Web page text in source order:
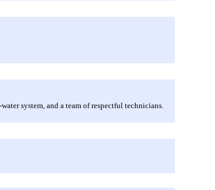
system, and a team of respectful technicians.